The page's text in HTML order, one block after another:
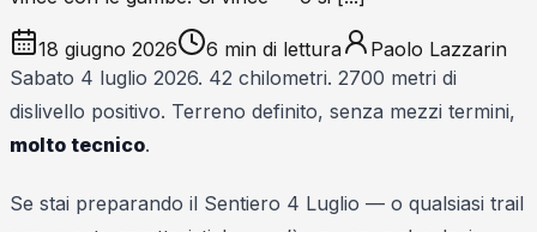
18 giugno 2026 6 min di lettura
Paolo Lazzarin
Sabato 4 luglio 2026. 42 chilometri. 2700 metri di
dislivello positivo. Terreno definito, senza mezzi termini,
molto tecnico.
Se stai preparando il Sentiero 4 Luglio — o qualsiasi trail